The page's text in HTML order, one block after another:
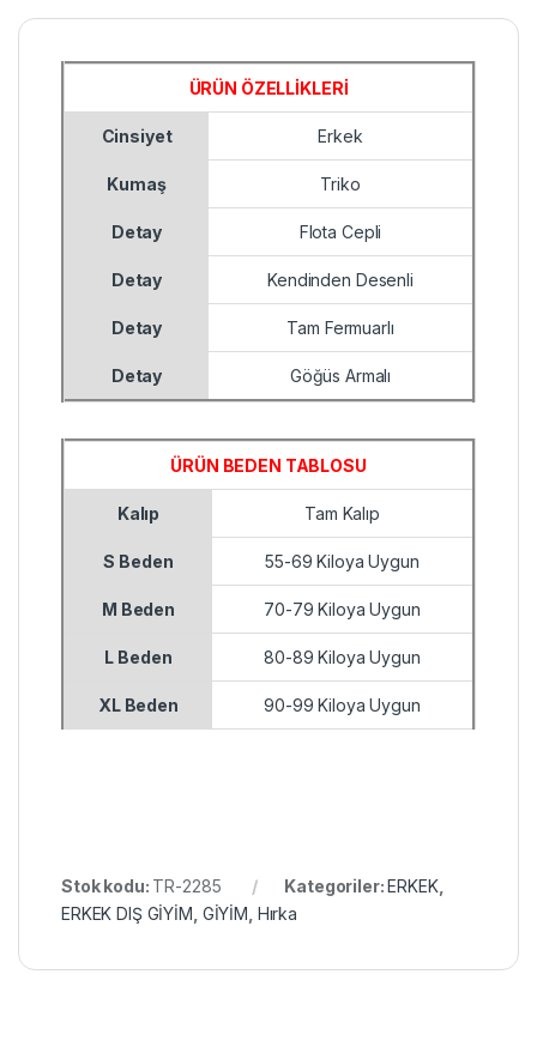
ÜRÜN ÖZELLİKLERİ
Cinsiyet Erkek
Kumaş Triko
Detay Flota Cepli
Detay Kendinden Desenli
Detay Tam Fermuarlı
Detay Göğüs Armalı
ÜRÜN BEDEN TABLOSU
Kalıp Tam Kalıp
S Beden 55-69 Kiloya Uygun
M Beden 70-79 Kiloya Uygun
L Beden 80-89 Kiloya Uygun
XL Beden 90-99 Kiloya Uygun
Stok kodu: TR-2285 Kategoriler:ERKEK,
ERKEK DIŞ GİYİM GİYİM Hırka